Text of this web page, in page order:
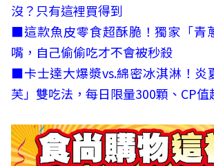
沒？只有這裡買得到
■這款魚皮零食超酥脆！獨家「青
嘴，自己偷偷吃才不會被秒殺
■卡士達大爆漿vs.綿密冰淇淋！炎
芙」雙吃法，每日限量300顆、CP值